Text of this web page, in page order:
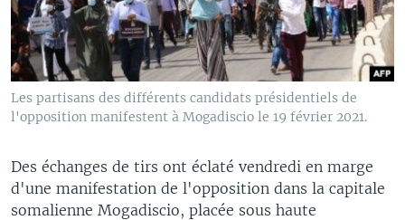
Les partisans des différents candidats présidentiels de
l'opposition manifestent à Mogadiscio le 19 février 2021.
Des échanges de tirs ont éclaté vendredi en marge
d'une manifestation de l'opposition dans la capitale
somalienne Mogadiscio, placée sous haute